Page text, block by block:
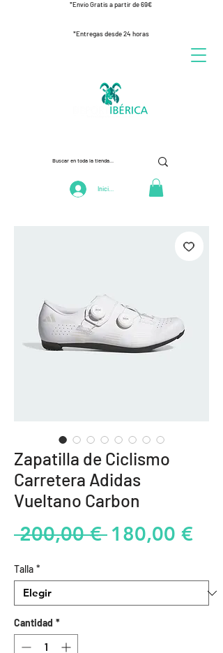
*Envío Gratis a partir de 69€
*Entregas desde 24 horas
Iniciar Sesión
Zapatilla de Ciclismo
Carretera Adidas
Vueltano Carbon
200,00 € Precio
180,00 €
Talla *
Cantidad *